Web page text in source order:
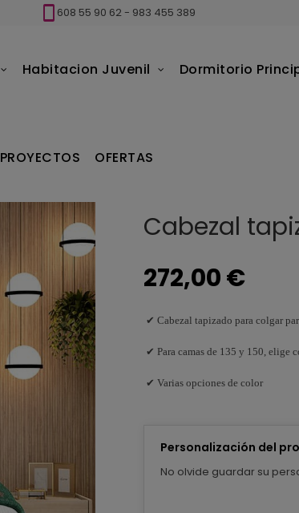
608 55 90 62 - 983 455 389
Habitacion Juvenil Dormitorio
PROYECTOS OFERTAS
Cabezal
272,00 €
✔ Cabezal tapizado para colgar
✔ Para camas de 135 y 150, elige
✔ Varias opciones de color
Personalización del
No olvide guardar su